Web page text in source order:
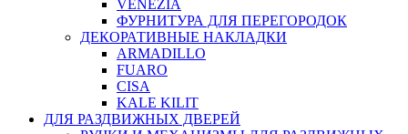
VENEZIA
ФУРНИТУРА ДЛЯ ПЕРЕГОРОДОК
ДЕКОРАТИВНЫЕ НАКЛАДКИ
ARMADILLO
FUARO
CISA
KALE KILIT
ДЛЯ РАЗДВИЖНЫХ ДВЕРЕЙ